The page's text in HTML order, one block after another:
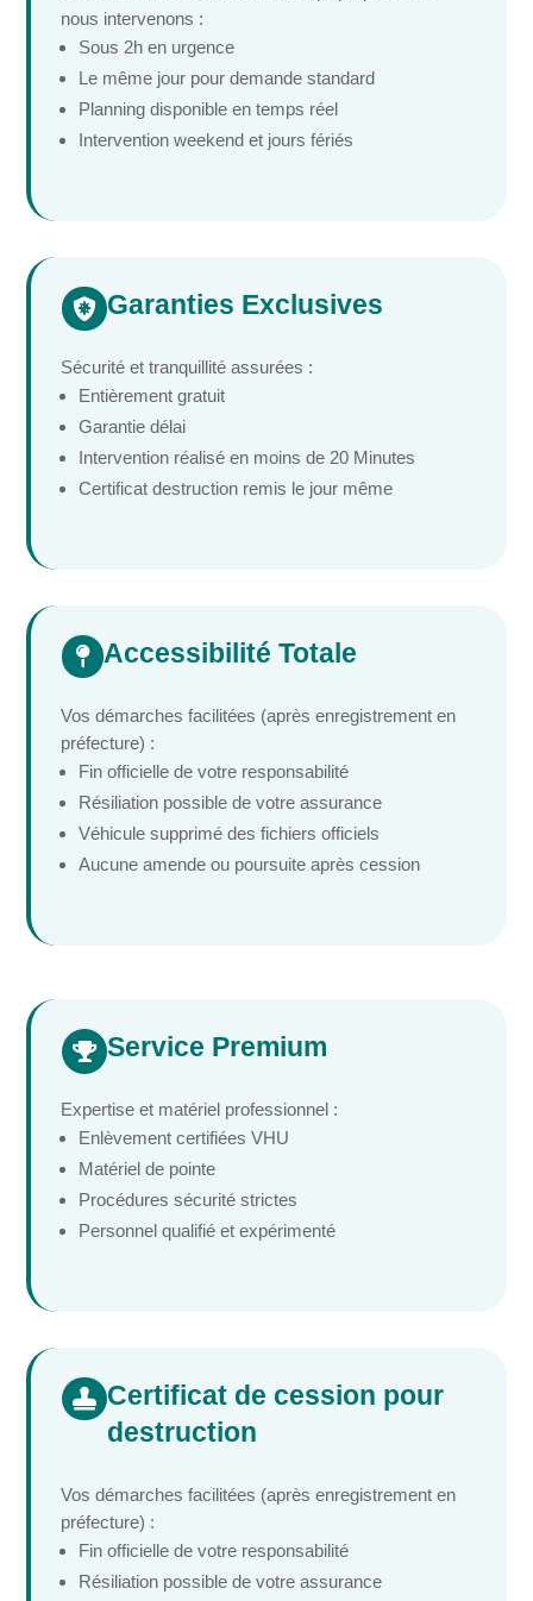
nous intervenons :
Sous 2h en urgence
Le même jour pour demande standard
Planning disponible en temps réel
Intervention weekend et jours fériés
 Garanties Exclusives
Sécurité et tranquillité assurées :
Entièrement gratuit
Garantie délai
Intervention réalisé en moins de 20 Minutes
Certificat destruction remis le jour même
 Accessibilité Totale
Vos démarches facilitées (après enregistrement en
préfecture) :
Fin officielle de votre responsabilité
Résiliation possible de votre assurance
Véhicule supprimé des fichiers officiels
Aucune amende ou poursuite après cession
 Service Premium
Expertise et matériel professionnel :
Enlèvement certifiées VHU
Matériel de pointe
Procédures sécurité strictes
Personnel qualifié et expérimenté
 Certificat de cession pour
destruction
Vos démarches facilitées (après enregistrement en
préfecture) :
Fin officielle de votre responsabilité
Résiliation possible de votre assurance